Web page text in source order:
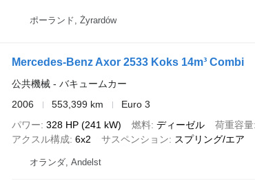
ポーランド, Żyrardów
Mercedes-Benz Axor 2533 Koks 14m³ Combi
公共機械 - バキュームカー
2006
553,399 km
Euro 3
パワー 328 HP (241 kW) 燃料 ディーゼル 荷重容量
アクスル構成 6x2 サスペンション スプリング/エア
オランダ, Andelst